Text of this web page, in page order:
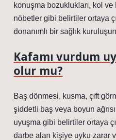
konuşma bozuklukları, kol
nöbetler gibi belirtiler ortaya
donanımlı bir sağlık
Kafamı vurdum
olur mu?
Baş dönmesi, kusma, çift
şiddetli baş veya boyun
uyuşma gibi belirtiler ortaya
darbe alan kişiye uyku zarar